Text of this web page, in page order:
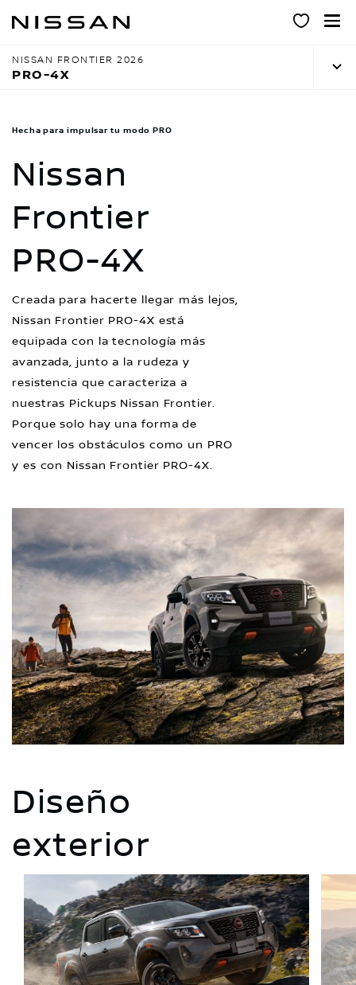
al
principal
NISSAN FRONTIER 2026
PRO-4X
Nissan
Frontier
PRO-4X
Hecha para impulsar tu modo PRO
Creada para hacerte llegar más lejos,
Nissan Frontier PRO-4X está
equipada con la tecnología más
avanzada, junto a la rudeza y
resistencia que caracteriza a
nuestras Pickups Nissan Frontier.
Porque solo hay una forma de
vencer los obstáculos como un PRO
y es con Nissan Frontier PRO-4X.
Diseño
exterior